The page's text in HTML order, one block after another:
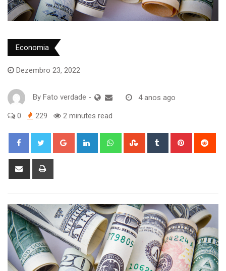
Economia
Dezembro 23, 2022
By Fato verdade - 4 anos ago
0 229 2 minutes read
Google+ LinkedIn WhatsappStumbleUpon
Tumblr Pinterest
Share